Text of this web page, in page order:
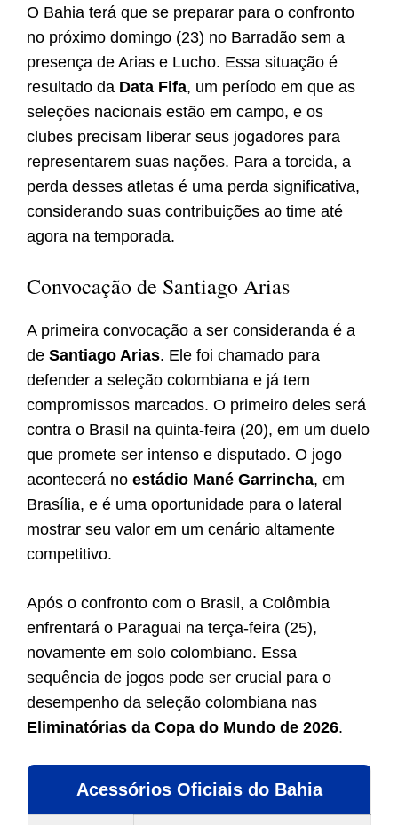
O Bahia terá que se preparar para o confronto
no próximo domingo (23) no Barradão sem a
presença de Arias e Lucho. Essa situação é
resultado da Data Fifa, um período em que as
seleções nacionais estão em campo, e os
clubes precisam liberar seus jogadores para
representarem suas nações. Para a torcida, a
perda desses atletas é uma perda significativa,
considerando suas contribuições ao time até
agora na temporada.
Convocação de Santiago Arias
A primeira convocação a ser consideranda é a
de Santiago Arias. Ele foi chamado para
defender a seleção colombiana e já tem
compromissos marcados. O primeiro deles será
contra o Brasil na quinta-feira (20), em um duelo
que promete ser intenso e disputado. O jogo
acontecerá no estádio Mané Garrincha, em
Brasília, e é uma oportunidade para o lateral
mostrar seu valor em um cenário altamente
competitivo.
Após o confronto com o Brasil, a Colômbia
enfrentará o Paraguai na terça-feira (25),
novamente em solo colombiano. Essa
sequência de jogos pode ser crucial para o
desempenho da seleção colombiana nas
Eliminatórias da Copa do Mundo de 2026.
Acessórios Oficiais do Bahia